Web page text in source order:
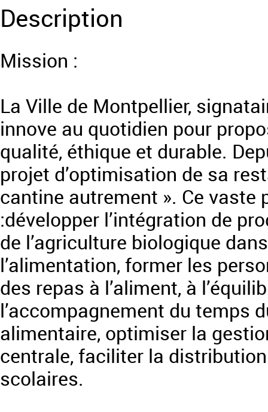
Description
Mission :
La Ville de Montpellier,
innove au quotidien pour
qualité, éthique et durable.
projet d’optimisation de sa
cantine autrement ». Ce
:développer l’intégration de
de l’agriculture biologique
l’alimentation, former les
des repas à l’aliment, à
l’accompagnement du temps
alimentaire, optimiser la
centrale, faciliter la
scolaires.